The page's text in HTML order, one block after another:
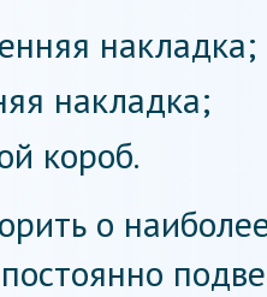
накладка;
накладка;
короб.
о